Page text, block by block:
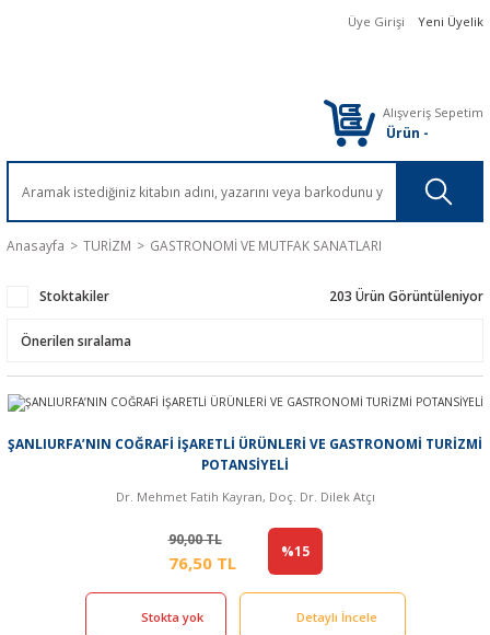
Üye Girişi Yeni Üyelik
Alışveriş Sepetim
Ürün -
Anasayfa TURİZM GASTRONOMİ VE MUTFAK SANATLARI
Stoktakiler 203 Ürün Görüntüleniyor
ŞANLIURFA’NIN COĞRAFİ İŞARETLİ ÜRÜNLERİ VE GASTRONOMİ TURİZMİ
POTANSİYELİ
Dr. Mehmet Fatih Kayran, Doç. Dr. Dilek Atçı
90,00 TL
76,50 TL
%15
Stokta yok Detaylı İncele